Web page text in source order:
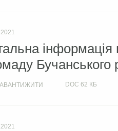
інформація
DOC 62 КБ